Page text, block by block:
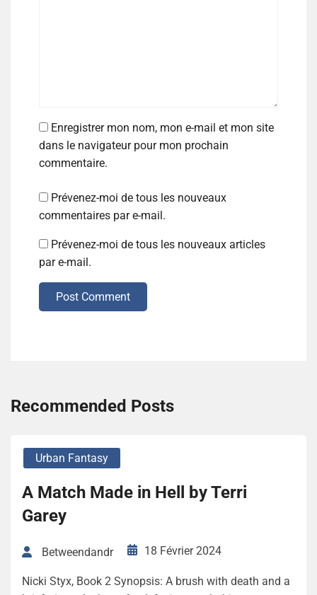
Enregistrer mon nom, mon e-mail et mon site
dans le navigateur pour mon prochain
commentaire.
Prévenez-moi de tous les nouveaux
commentaires par e-mail.
Prévenez-moi de tous les nouveaux articles
par e-mail.
Post Comment
Recommended Posts
Urban Fantasy
A Match Made in Hell by Terri
Garey
Betweendandr 18 Février 2024
Nicki Styx, Book 2 Synopsis: A brush with death and a